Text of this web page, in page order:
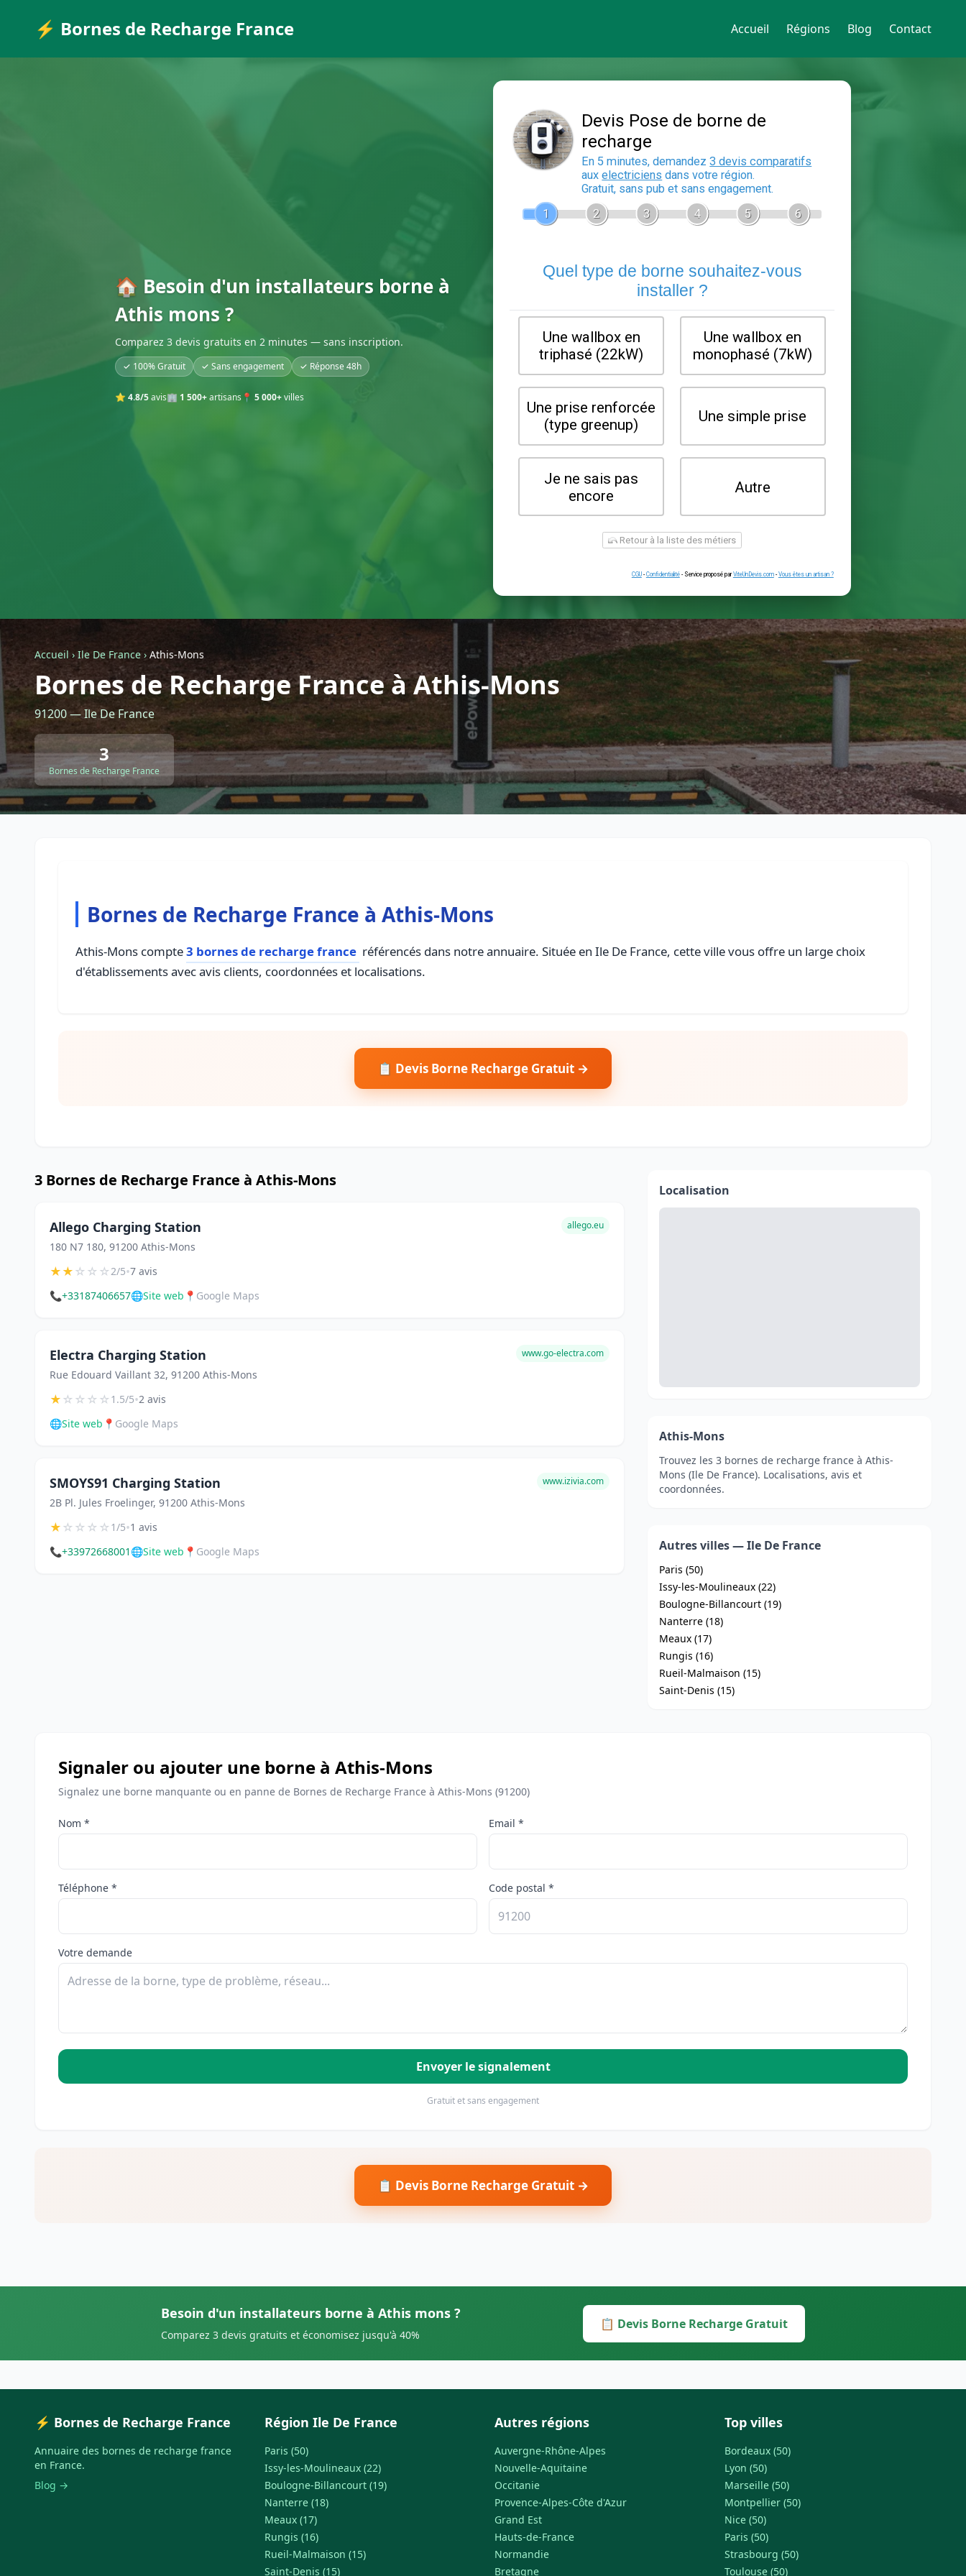
⚡ Bornes de Recharge France Accueil Régions Blog Contact
🏠 Besoin d'un installateurs borne à
Athis mons ?
Comparez 3 devis gratuits en 2 minutes — sans inscription.
✓ 100% Gratuit ✓ Sans engagement ✓ Réponse 48h
⭐ 4.8/5avis🏢 1 500+artisans 📍 5 000+villes
recharge
En 5 minutes, demandez
auxelectriciensdans votre région.
Gratuit, sans pub et sans engagement.
Quel type de borne souhaitez-
installer ?
Une wallbox en
Une prise renforcée
(type greenup)
Je ne sais pas
Retour à la liste des métiers
Confidentialité - Service proposé par ViteUnDevis.com-
Accueil › Ile De France › Athis-Mons
Bornes de Recharge France à Athis-Mons
91200 — Ile De France
3
Bornes de Recharge France
Bornes de Recharge France à Athis-Mons
Athis-Mons compte3 bornes de recharge france référencés dans notre annuaire. Située en Ile De France, cette ville vous offre un large choix
d'établissements avec avis clients, coordonnées et localisations.
📋 Devis Borne Recharge Gratuit →
3 Bornes de Recharge France à Athis-Mons
Allego Charging Station
180 N7 180, 91200 Athis-Mons
allego.eu
★★☆☆☆2/5•7 avis
📞+33187406657🌐Site web 📍 Google Maps
Electra Charging Station
Rue Edouard Vaillant 32, 91200 Athis-Mons
www.go-electra.com
★☆☆☆☆1.5/5•2 avis
🌐Site web 📍 Google Maps
SMOYS91 Charging Station
2B Pl. Jules Froelinger, 91200 Athis-Mons
www.izivia.com
★☆☆☆☆1/5•1 avis
📞+33972668001 🌐Site web 📍 Google Maps
Localisation
Athis-Mons
Trouvez les 3 bornes de recharge france à Athis-
Mons (Ile De France). Localisations, avis et
coordonnées.
Autres villes — Ile De France
Paris (50)
Issy-les-Moulineaux (22)
Boulogne-Billancourt (19)
Nanterre (18)
Meaux (17)
Rungis (16)
Rueil-Malmaison (15)
Saint-Denis (15)
Signaler ou ajouter une borne à Athis-Mons
Signalez une borne manquante ou en panne de Bornes de Recharge France à Athis-Mons (91200)
Nom * Email *
Téléphone * Code postal *
Votre demande
Envoyer le signalement
Gratuit et sans engagement
📋 Devis Borne Recharge Gratuit →
Besoin d'un installateurs borne à Athis mons ?
Comparez 3 devis gratuits et économisez jusqu'à 40%
📋 Devis Borne Recharge Gratuit
⚡ Bornes de Recharge France
Annuaire des bornes de recharge france
en France.
Blog →
Région Ile De France
Paris (50)
Issy-les-Moulineaux (22)
Boulogne-Billancourt (19)
Nanterre (18)
Meaux (17)
Rungis (16)
Rueil-Malmaison (15)
Saint-Denis (15)
Autres régions
Auvergne-Rhône-Alpes
Nouvelle-Aquitaine
Occitanie
Provence-Alpes-Côte d'Azur
Grand Est
Hauts-de-France
Normandie
Bretagne
Top villes
Bordeaux (50)
Lyon (50)
Marseille (50)
Montpellier (50)
Nice (50)
Paris (50)
Strasbourg (50)
Toulouse (50)